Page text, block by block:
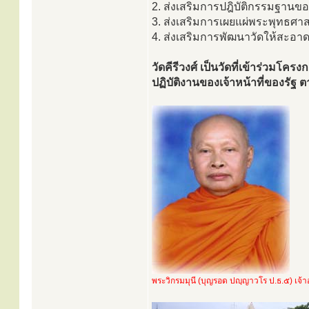
2. ส่งเสริมการปฎิบัติกรรมฐาน
3. ส่งเสริมการเผยแผ่พระพุทธศา
4. ส่งเสริมการพัฒนาวัดให้สะอา
วัดคีรีวงศ์ เป็นวัดที่เข้าร่วมโคร
ปฏิบัติงานของเจ้าหน้าที่ของรัฐ
พระวิกรมมุนี (บุญรอด ปญฺญาวโร ป.ธ.๕) เจ้า